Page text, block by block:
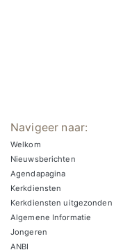
Navigeer naar:
Welkom
Nieuwsberichten
Agendapagina
Kerkdiensten
Kerkdiensten uitgezonden
Algemene Informatie
Jongeren
ANBI